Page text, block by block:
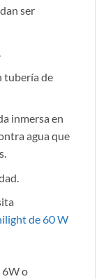
ser
tubería de
inmersa en
agua que
de 60 W
o